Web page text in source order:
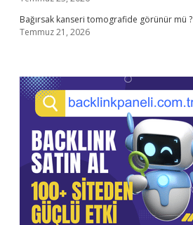
Bağırsak kanseri tomografide görünür mü ?
Temmuz 21, 2026